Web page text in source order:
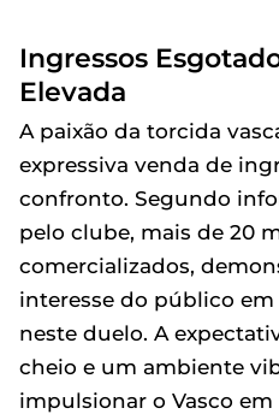
Ingressos
Elevada
A paixão da torcida
expressiva venda de
confronto. Segundo
pelo clube, mais de 20
comercializados,
interesse do público
neste duelo. A
cheio e um ambiente
impulsionar o Vasco